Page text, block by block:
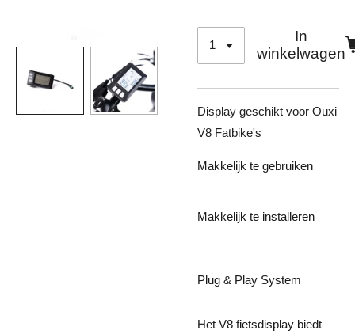
In
winkelwagen
Display geschikt voor Ouxi
V8 Fatbike's
Makkelijk te gebruiken
Makkelijk te installeren
Plug & Play System
Het V8 fietsdisplay biedt